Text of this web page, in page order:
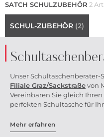
SATCH SCHULZUBEHÖR 2
SCHUL-ZUBEHÖR (2)
Unser
Filiale Graz/Sackstraßevon
Vereinbaren Sie gleich
perfekten Schultasche für
Mehr erfahren